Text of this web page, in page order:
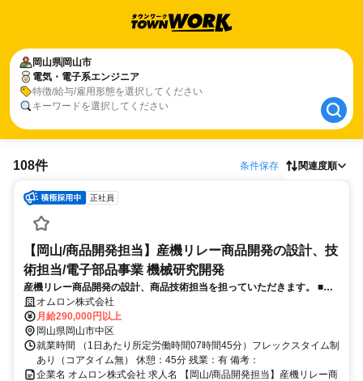
岡山県 岡山市
電気・電子系エンジニア
特徴/給与/雇用形態を選択してください
キーワードを選択してください
岡山県 岡山市
電気・電子系エンジニア
108件 条件保存 関連度順
正社員
【岡山/商品開発担当】産機リレー商品開発の設計、技
術担当/電子部品事業 機械研究開発
産機リレー商品開発の設計、商品技術担当を担っていただきます。 ■商
品開発計画に基づき、以下ような商品開発業務（一部、もしくは全体）
を行う。
オムロン株式会社
月給290,000円以上
岡山県岡山市中区
就業時間 （1日あたり所定労働時間07時間45分）フレックスタイム制
あり（コアタイム無） 休憩：45分 残業：有 備考：
企業名 オムロン株式会社 求人名 【岡山/商品開発担当】産機リレー商